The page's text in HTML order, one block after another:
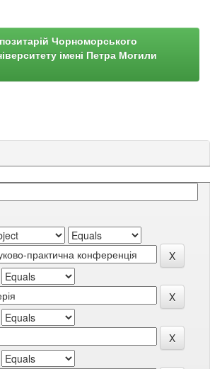
Чорноморського
імені Петра Могили